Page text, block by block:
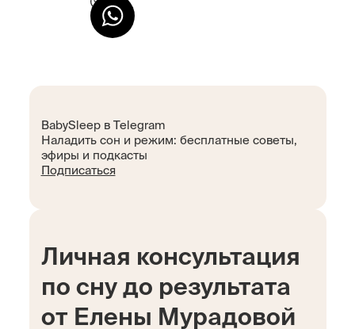
BabySleep в Telegram
Наладить сон и режим: бесплатные советы,
эфиры и подкасты
Подписаться
Личная консультация
по сну до результата
от Елены Мурадовой